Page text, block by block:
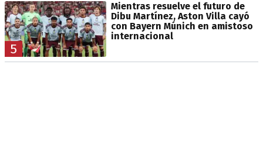
5
Mientras resuelve el futuro de
Dibu Martínez, Aston Villa cayó
con Bayern Múnich en amistoso
internacional